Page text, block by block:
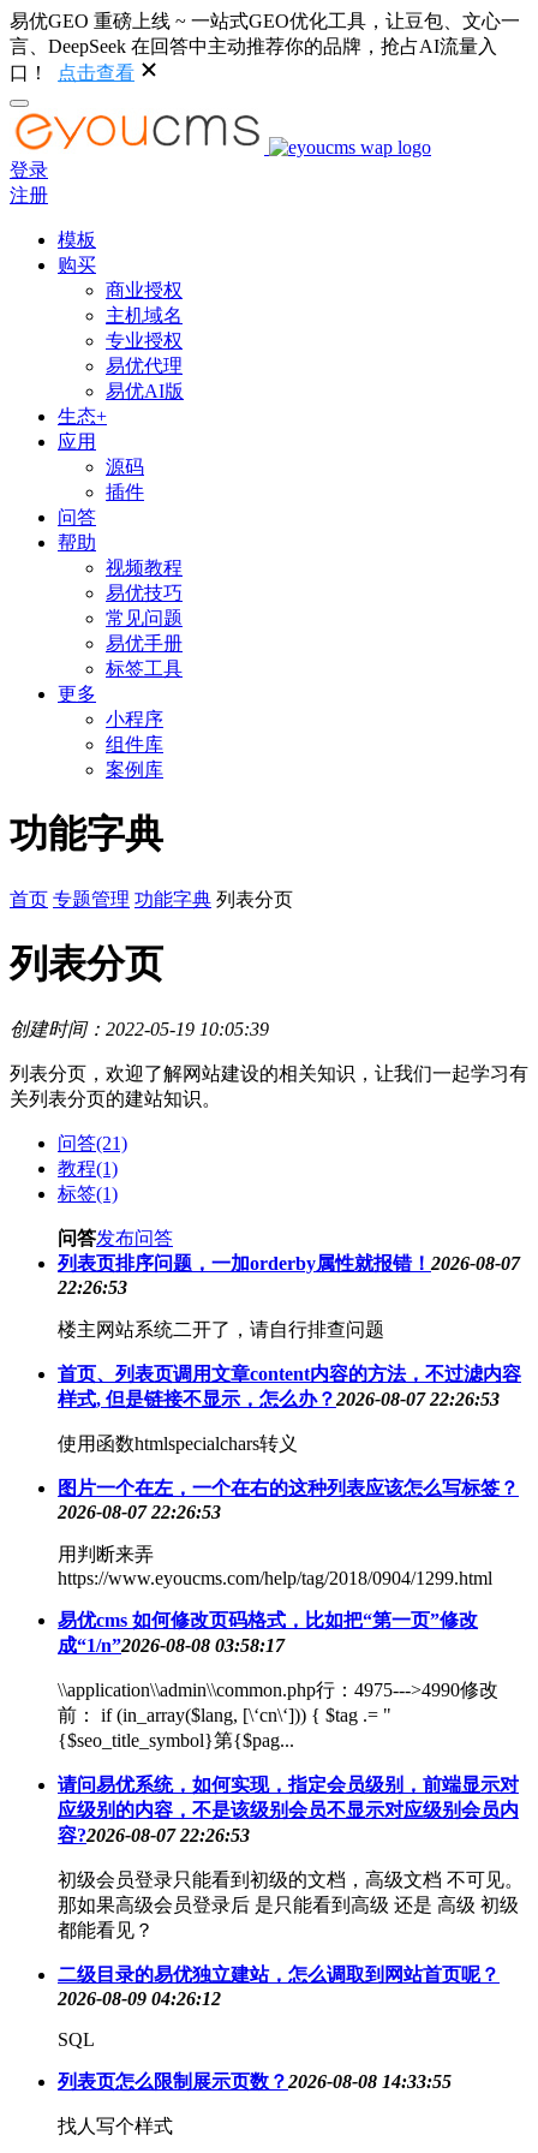
易优GEO 重磅上线 ~ 一站式GEO优化工具，让豆包、文心一
言、DeepSeek 在回答中主动推荐你的品牌，抢占AI流量入
口！
点击查看
登录
注册
模板
购买
商业授权
主机域名
专业授权
易优代理
易优AI版
生态+
应用
源码
插件
问答
帮助
视频教程
易优技巧
常见问题
易优手册
标签工具
更多
小程序
组件库
案例库
功能字典
首页 专题管理 功能字典 列表分页
列表分页
创建时间：2022-05-19 10:05:39
列表分页，欢迎了解网站建设的相关知识，让我们一起学习有
关列表分页的建站知识。
问答(21)
教程(1)
标签(1)
问答发布问答
列表页排序问题，一加orderby属性就报错！ 2026-08-07
22:26:53
楼主网站系统二开了，请自行排查问题
首页、列表页调用文章content内容的方法，不过滤内容
样式, 但是链接不显示，怎么办？2026-08-07 22:26:53
使用函数htmlspecialchars转义
图片一个在左，一个在右的这种列表应该怎么写标签？
2026-08-07 22:26:53
用判断来弄
https://www.eyoucms.com/help/tag/2018/0904/1299.html
易优cms 如何修改页码格式，比如把“第一页”修改
成“1/n”2026-08-08 03:58:17
\\application\\admin\\common.php行：4975--->4990修改
前： if (in_array($lang, [\‘cn\‘])) { $tag .= "
{$seo_title_symbol}第{$pag...
请问易优系统，如何实现，指定会员级别，前端显示对
应级别的内容，不是该级别会员不显示对应级别会员内
容?2026-08-07 22:26:53
初级会员登录只能看到初级的文档，高级文档 不可见。
那如果高级会员登录后 是只能看到高级 还是 高级 初级
都能看见？
二级目录的易优独立建站，怎么调取到网站首页呢？
2026-08-09 04:26:12
SQL
列表页怎么限制展示页数？2026-08-08 14:33:55
找人写个样式